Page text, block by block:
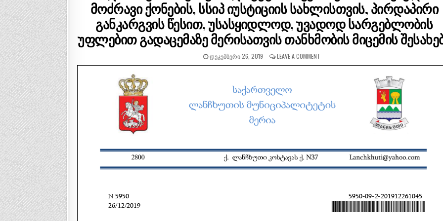
მოძრავი ქონების, სსიპ იუსტიციის სახლისთვის, პირდაპირი
განკარგვის წესით, უსასყიდლოდ, უვადოდ სარგებლობის
უფლებით გადაცემაზე მერისათვის თანხმობის მიცემის
ᲓᲔᲙᲔᲛᲑᲔᲠᲘ 26, 2019 LEAVE A COMMENT